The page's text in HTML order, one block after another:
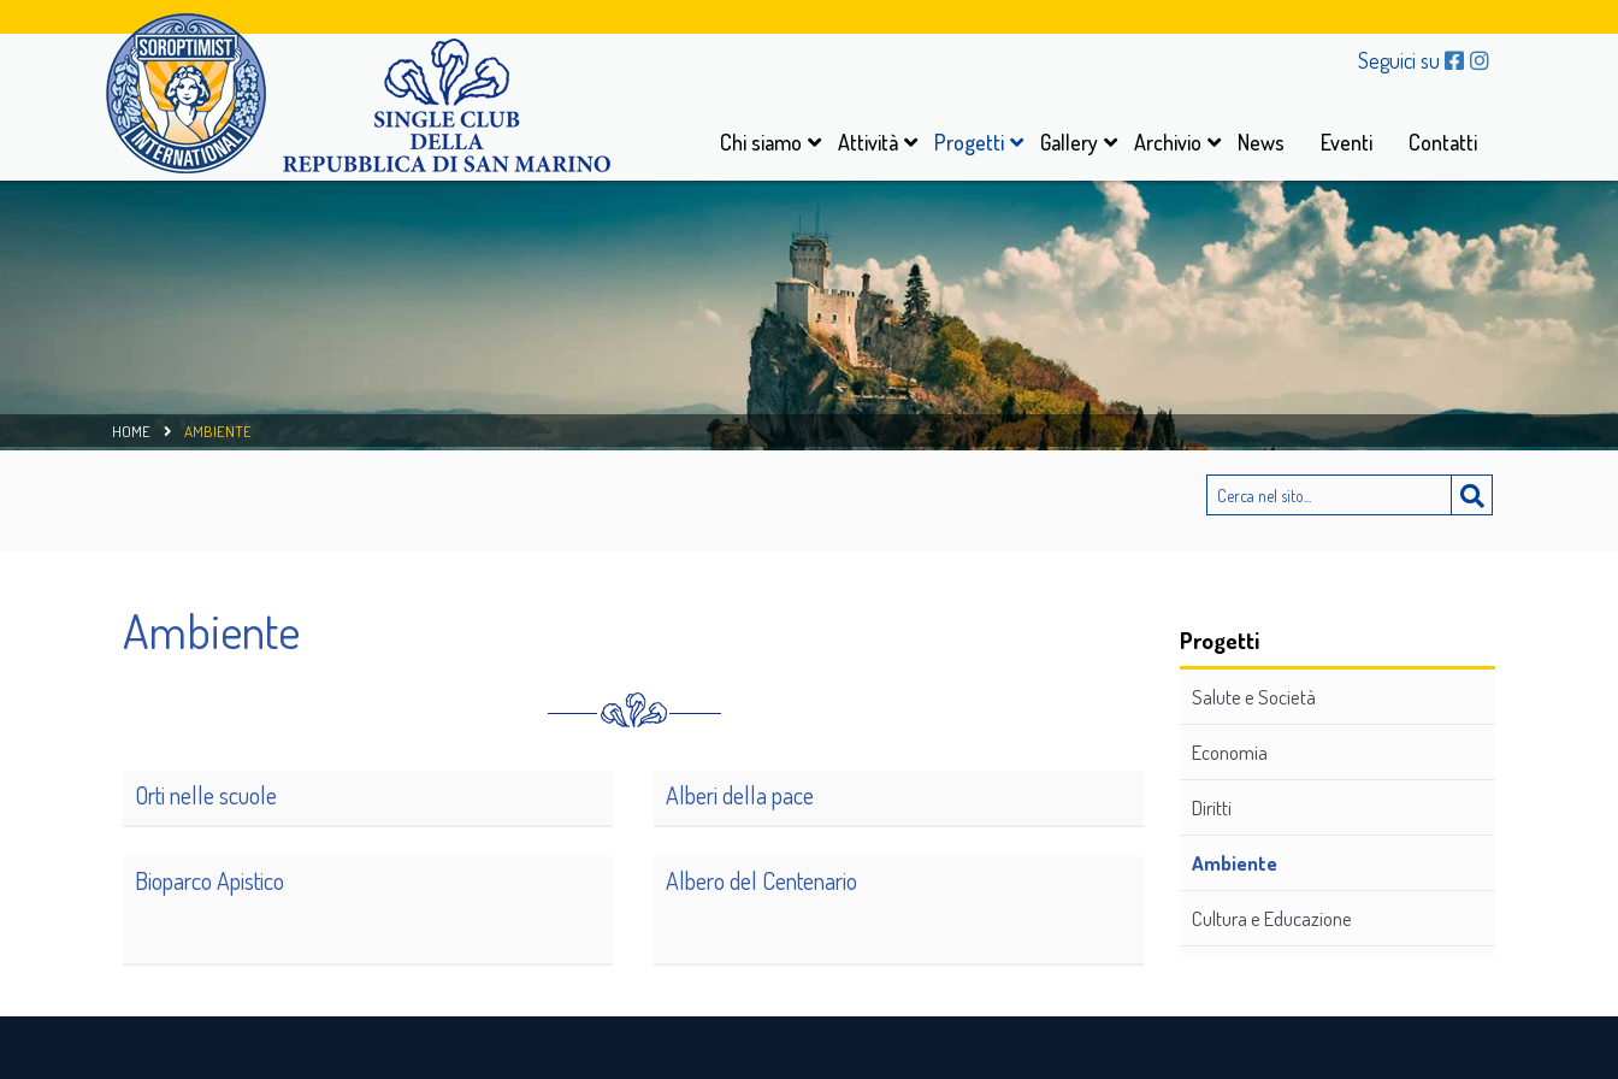
Seguici su
Chi siamo Attività Progetti Gallery Archivio News Eventi Contatti
HOME AMBIENTE
Ambiente
Orti nelle scuole Alberi della pace
Bioparco Apistico Albero del Centenario
Progetti
Salute e Società
Economia
Diritti
Ambiente
Cultura e Educazione